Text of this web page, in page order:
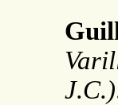
J.C.)